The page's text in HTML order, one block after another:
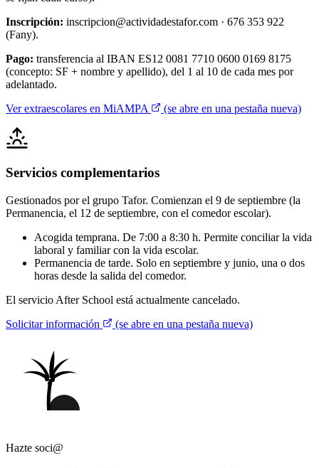
Inscripción: inscripcion@actividadestafor.com · 676 353 922
(Fany).
Pago: transferencia al IBAN ES12 0081 7710 0600 0169 8175
(concepto: SF + nombre y apellido), del 1 al 10 de cada mes por
adelantado.
Ver extraescolares en MiAMPA
(se abre en una pestaña nueva)
Servicios complementarios
Gestionados por el grupo Tafor. Comienzan el 9 de septiembre (la
Permanencia, el 12 de septiembre, con el comedor escolar).
Acogida temprana. De 7:00 a 8:30 h. Permite conciliar la vida
laboral y familiar con la vida escolar.
Permanencia de tarde. Solo en septiembre y junio, una o dos
horas desde la salida del comedor.
El servicio After School está actualmente cancelado.
Solicitar información
(se abre en una pestaña nueva)
Hazte soci@